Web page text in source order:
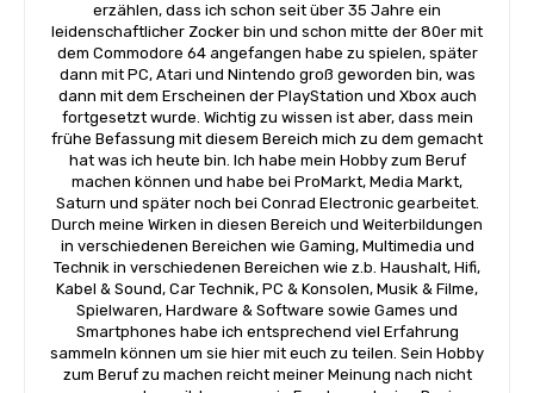
erzählen, dass ich schon seit über 35 Jahre ein
leidenschaftlicher Zocker bin und schon mitte der 80er mit
dem Commodore 64 angefangen habe zu spielen, später
dann mit PC, Atari und Nintendo groß geworden bin, was
dann mit dem Erscheinen der PlayStation und Xbox auch
fortgesetzt wurde. Wichtig zu wissen ist aber, dass mein
frühe Befassung mit diesem Bereich mich zu dem gemacht
hat was ich heute bin. Ich habe mein Hobby zum Beruf
machen können und habe bei ProMarkt, Media Markt,
Saturn und später noch bei Conrad Electronic gearbeitet.
Durch meine Wirken in diesen Bereich und Weiterbildungen
in verschiedenen Bereichen wie Gaming, Multimedia und
Technik in verschiedenen Bereichen wie z.b. Haushalt, Hifi,
Kabel & Sound, Car Technik, PC & Konsolen, Musik & Filme,
Spielwaren, Hardware & Software sowie Games und
Smartphones habe ich entsprechend viel Erfahrung
sammeln können um sie hier mit euch zu teilen. Sein Hobby
zum Beruf zu machen reicht meiner Meinung nach nicht